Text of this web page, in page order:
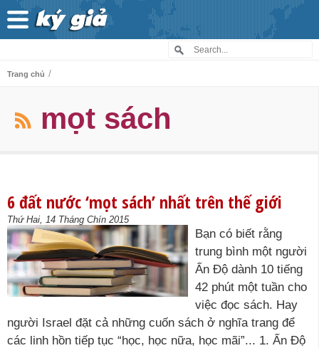
Trang chủ /
mọt sách
6 đất nước ‘mọt sách’ nhất trên thế giới
Thứ Hai, 14 Tháng Chín 2015
Bạn có biết rằng
trung bình một người
Ấn Độ dành 10 tiếng
42 phút một tuần cho
việc đọc sách. Hay
người Israel đặt cả những cuốn sách ở nghĩa trang để
các linh hồn tiếp tục “học, học nữa, học mãi”... 1. Ấn Độ